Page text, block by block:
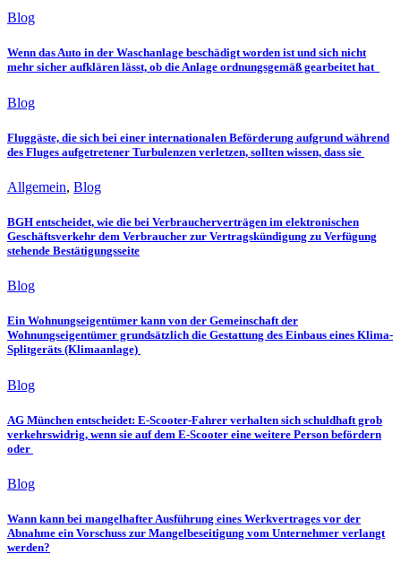
Blog
Wenn das Auto in der Waschanlage beschädigt worden ist und sich nicht
mehr sicher aufklären lässt, ob die Anlage ordnungsgemäß gearbeitet hat
Blog
Fluggäste, die sich bei einer internationalen Beförderung aufgrund während
des Fluges aufgetretener Turbulenzen verletzen, sollten wissen, dass sie
Allgemein, Blog
BGH entscheidet, wie die bei Verbraucherverträgen im elektronischen
Geschäftsverkehr dem Verbraucher zur Vertragskündigung zu Verfügung
stehende Bestätigungsseite
Blog
Ein Wohnungseigentümer kann von der Gemeinschaft der
Wohnungseigentümer grundsätzlich die Gestattung des Einbaus eines Klima-
Splitgeräts (Klimaanlage)
Blog
AG München entscheidet: E-Scooter-Fahrer verhalten sich schuldhaft grob
verkehrswidrig, wenn sie auf dem E-Scooter eine weitere Person befördern
oder
Blog
Wann kann bei mangelhafter Ausführung eines Werkvertrages vor der
Abnahme ein Vorschuss zur Mangelbeseitigung vom Unternehmer verlangt
werden?